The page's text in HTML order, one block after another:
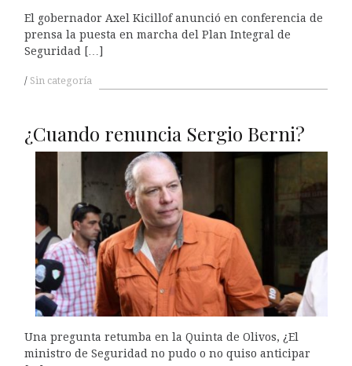
El gobernador Axel Kicillof anunció en conferencia de
prensa la puesta en marcha del Plan Integral de
Seguridad […]
Sin categoría
¿Cuando renuncia Sergio Berni?
Una pregunta retumba en la Quinta de Olivos, ¿El
ministro de Seguridad no pudo o no quiso anticipar